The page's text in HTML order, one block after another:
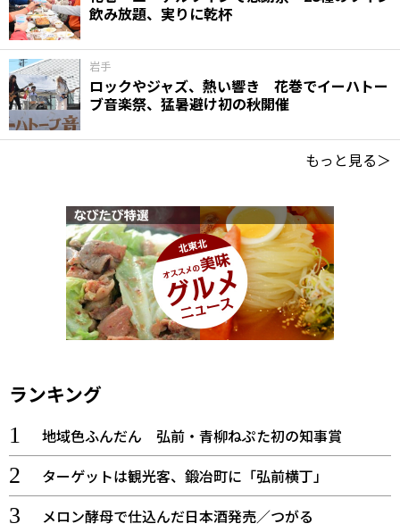
飲み放題、実りに乾杯
岩手
ロックやジャズ、熱い響き 花巻でイーハトー
ブ音楽祭、猛暑避け初の秋開催
もっと見る＞
ランキング
地域色ふんだん 弘前・青柳ねぷた初の知事賞
ターゲットは観光客、鍛冶町に「弘前横丁」
メロン酵母で仕込んだ日本酒発売／つがる